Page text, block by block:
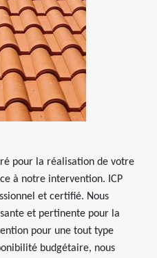
pour la réalisation de votre
à notre intervention. ICP
et certifié. Nous
et pertinente pour la
pour une tout type
budgétaire, nous